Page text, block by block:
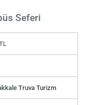
Seferi
Truva Turizm